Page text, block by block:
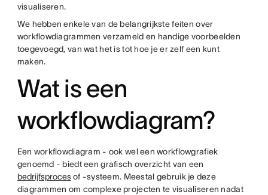
visualiseren.
We hebben enkele van de belangrijkste feiten over
workflowdiagrammen verzameld en handige voorbeelden
toegevoegd, van wat het is tot hoe je er zelf een kunt
maken.
Wat is een
workflowdiagram?
Een workflowdiagram - ook wel een workflowgrafiek
genoemd - biedt een grafisch overzicht van een
bedrijfsprocesof -systeem. Meestal gebruik je deze
diagrammen om complexe projecten te visualiseren nadat